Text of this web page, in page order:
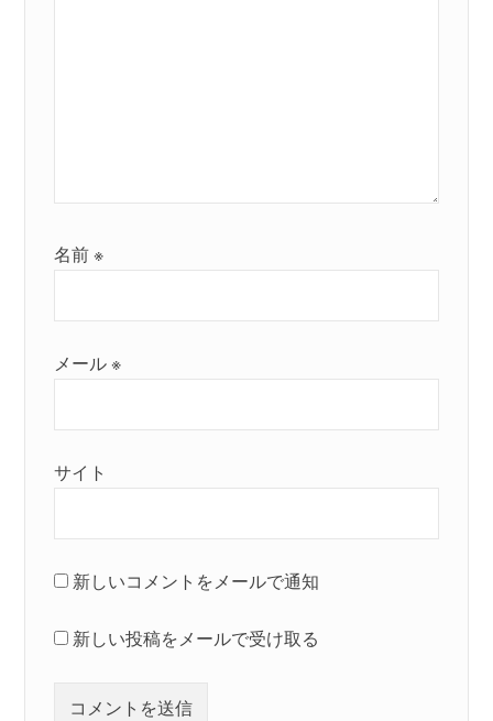
名前※
メール※
サイト
新しいコメントをメールで通知
新しい投稿をメールで受け取る